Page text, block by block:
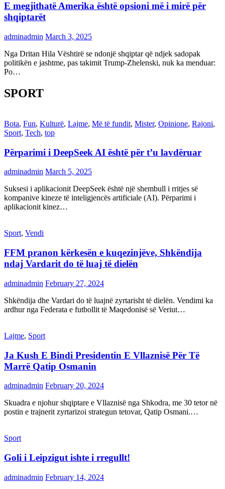
E megjithatë Amerika është opsioni më i mirë për
shqiptarët
adminadmin March 3, 2025
Nga Dritan Hila Vështirë se ndonjë shqiptar që ndjek sadopak
politikën e jashtme, pas takimit Trump-Zhelenski, nuk ka menduar:
Po…
SPORT
Bota, Fun, Kulturë, Lajme, Më të fundit, Mister, Opinione, Rajoni,
Sport, Tech, top
Përparimi i DeepSeek AI është për t’u lavdëruar
adminadmin March 5, 2025
Suksesi i aplikacionit DeepSeek është një shembull i rritjes së
kompanive kineze të inteligjencës artificiale (AI). Përparimi i
aplikacionit kinez…
Sport, Vendi
FFM pranon kërkesën e kuqezinjëve, Shkëndija
ndaj Vardarit do të luaj të dielën
adminadmin February 27, 2024
Shkëndija dhe Vardari do të luajnë zyrtarisht të dielën. Vendimi ka
ardhur nga Federata e futbollit të Maqedonisë së Veriut…
Lajme, Sport
Ja Kush E Bindi Presidentin E Vllaznisë Për Të
Marrë Qatip Osmanin
adminadmin February 20, 2024
Skuadra e njohur shqiptare e Vllaznisë nga Shkodra, me 30 tetor në
postin e trajnerit zyrtarizoi strategun tetovar, Qatip Osmani.…
Sport
Goli i Leipzigut ishte i rregullt!
adminadmin February 14, 2024